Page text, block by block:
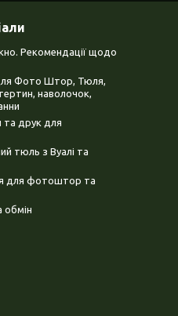
Рекомендації щодо
Фото Штор, Тюля,
наволочок,
та друк для
тюль з Вуалі та
для фотоштор та
обмін